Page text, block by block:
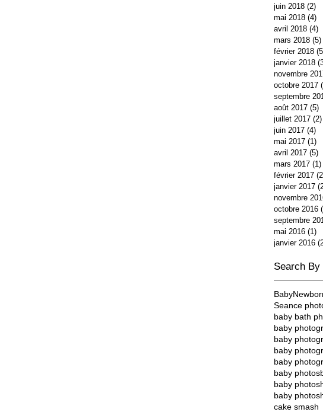
juin 2018 (2)
mai 2018 (4)
avril 2018 (4)
mars 2018 (5)
février 2018
janvier 2018
novembre
octobre 2017
septembre
août 2017 (5)
juillet 2017 (2)
juin 2017 (4)
mai 2017 (1)
avril 2017 (5)
mars 2017 (1)
février 2017
janvier 2017
novembre
octobre 2016
septembre
mai 2016 (1)
janvier 2016
Search By
Baby
Seance
baby bath
baby
baby
baby
baby
baby photos
baby
baby
cake smash